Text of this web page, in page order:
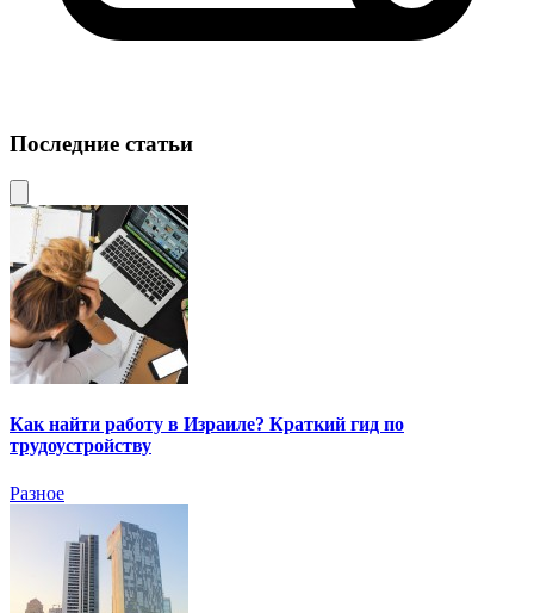
Последние статьи
Как найти работу в Израиле? Краткий гид по
трудоустройству
Разное